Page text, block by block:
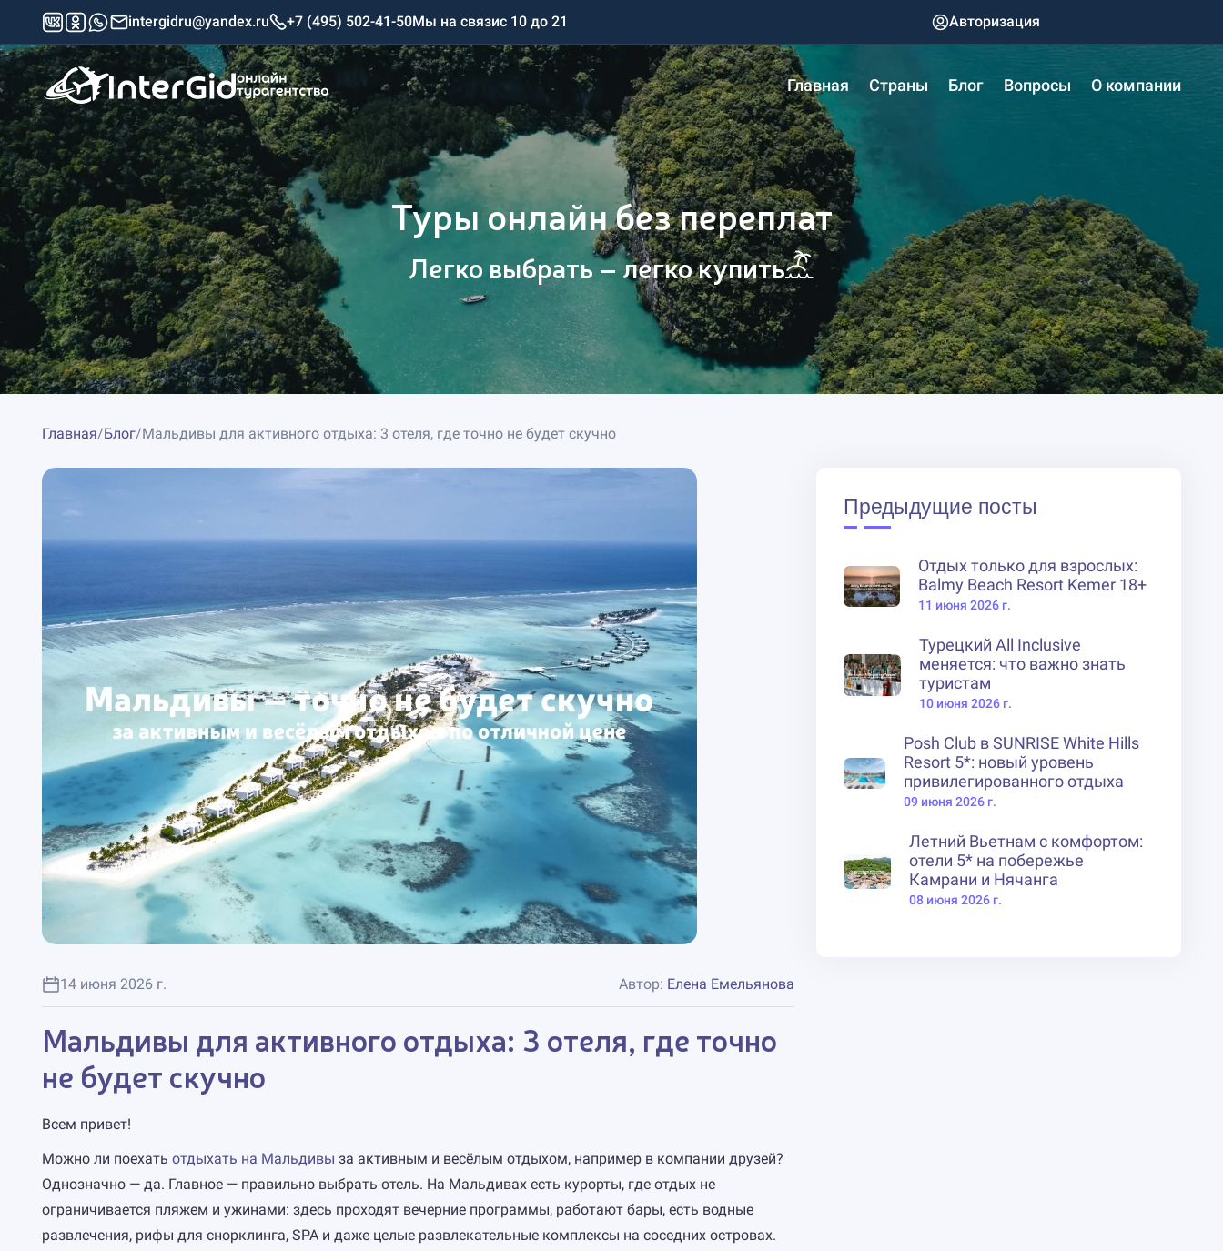
intergidru@yandex.ru +7 (495) 502-41-50Мы на связис 10 до 21 Авторизация
Главная Страны Блог Вопросы О компании
Туры онлайн без переплат
Легко выбрать – легко купить
Главная/Блог/Мальдивы для активного отдыха: 3 отеля, где точно не будет скучно
14 июня 2026 г. Автор: Елена Емельянова
Мальдивы для активного отдыха: 3 отеля, где точно
не будет скучно
Всем привет!
Можно ли поехать отдыхать на Мальдивы за активным и весёлым отдыхом, например в компании друзей?
Однозначно — да. Главное — правильно выбрать отель. На Мальдивах есть курорты, где отдых не
ограничивается пляжем и ужинами: здесь проходят вечерние программы, работают бары, есть водные
развлечения, рифы для снорклинга, SPA и даже целые развлекательные комплексы на соседних островах.
Предыдущие посты
Отдых только для взрослых:
Balmy Beach Resort Kemer 18+
11 июня 2026 г.
Турецкий All Inclusive
меняется: что важно знать
туристам
10 июня 2026 г.
Posh Club в SUNRISE White Hills
Resort 5*: новый уровень
привилегированного отдыха
09 июня 2026 г.
Летний Вьетнам с комфортом:
отели 5* на побережье
Камрани и Нячанга
08 июня 2026 г.